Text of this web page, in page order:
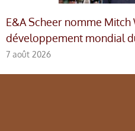
E&A Scheer nomme
développement mondial
7 août 2026